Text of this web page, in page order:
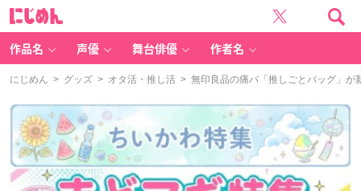
作品名 声優 舞台俳優 作者名
にじめん > グッズ > オタ活・推し活 > 無印良品の痛バ「推しごとバッグ」が